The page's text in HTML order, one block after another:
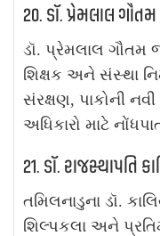
20. ડૉ. પ્રેમલાલ
ડૉ. પ્રેમલાલ ગૌતમ
શિક્ષક અને સંસ્થા
સંરક્ષણ, પાકોની
અધિકારો માટે
21. ડૉ. રાજસ્થાપતિ
તમિલનાડુના ડૉ.
શિલ્પકલા અને